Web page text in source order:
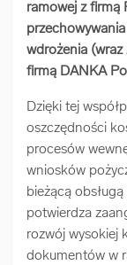
Przechowywanie
Usługi
Osuszanie
Pozostałe usługi
ramowej z firmą
wdrożenia
firmą DANKA
Dzięki tej
oszczędności
procesów
wniosków
bieżącą
potwierdza
rozwój wysokiej
dokumentów w